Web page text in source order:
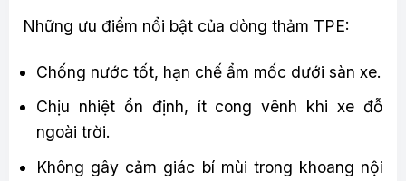
Những ưu điểm nổi bật của dòng thảm TPE:
Chống nước tốt, hạn chế ẩm mốc dưới sàn xe.
Chịu nhiệt ổn định, ít cong vênh khi xe đỗ
ngoài trời.
Không gây cảm giác bí mùi trong khoang nội